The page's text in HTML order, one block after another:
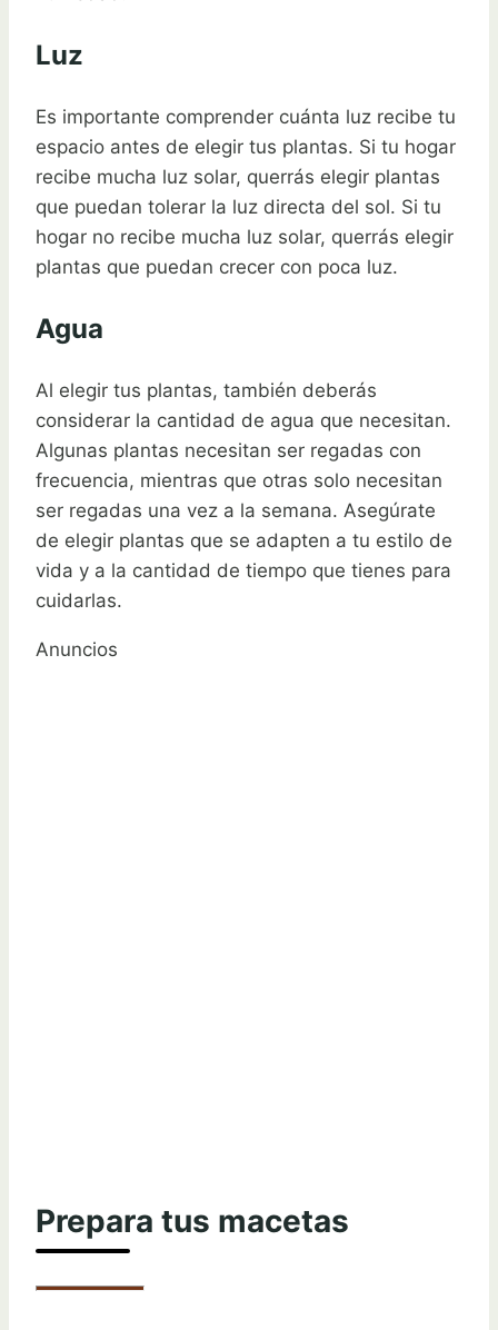
Luz
Es importante comprender cuánta luz recibe tu
espacio antes de elegir tus plantas. Si tu hogar
recibe mucha luz solar, querrás elegir plantas
que puedan tolerar la luz directa del sol. Si tu
hogar no recibe mucha luz solar, querrás elegir
plantas que puedan crecer con poca luz.
Agua
Al elegir tus plantas, también deberás
considerar la cantidad de agua que necesitan.
Algunas plantas necesitan ser regadas con
frecuencia, mientras que otras solo necesitan
ser regadas una vez a la semana. Asegúrate
de elegir plantas que se adapten a tu estilo de
vida y a la cantidad de tiempo que tienes para
cuidarlas.
Anuncios
Prepara tus macetas